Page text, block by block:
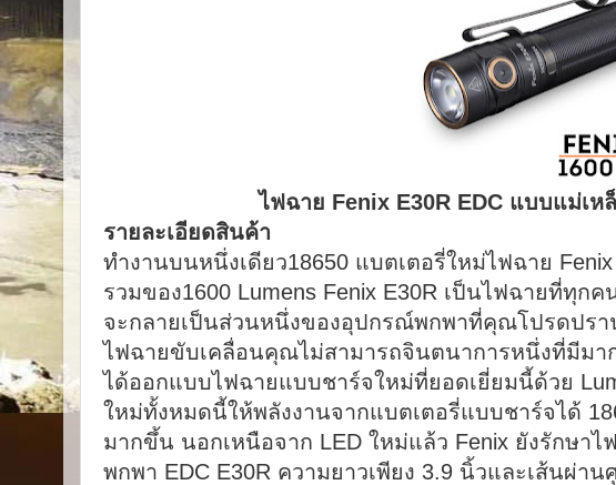
ไฟฉาย Fenix ​​E30R EDC แบบแม่เห
รายละเอียดสินค้า
ทำงานบนหนึ่งเดียว18650 แบตเตอรี่ใหม่ไฟฉาย
รวมของ1600 Lumens Fenix ​​E30R เป็นไฟฉายที่ทุ
จะกลายเป็นส่วนหนึ่งของอุปกรณ์พกพาที่คุณโปรดปรา
ไฟฉายขับเคลื่อนคุณไม่สามารถจินตนาการหนึ่งที่มีมาก
ได้ออกแบบไฟฉายแบบชาร์จใหม่ที่ยอดเยี่ยมนี้ด้วย
ใหม่ทั้งหมดนี้ให้พลังงานจากแบตเตอรี่แบบชาร์จได้
มากขึ้น นอกเหนือจาก LED ใหม่แล้ว Fenix ​​ยังรักษา
พกพา EDC E30R ความยาวเพียง 3.9 นิ้วและเส้นผ่า